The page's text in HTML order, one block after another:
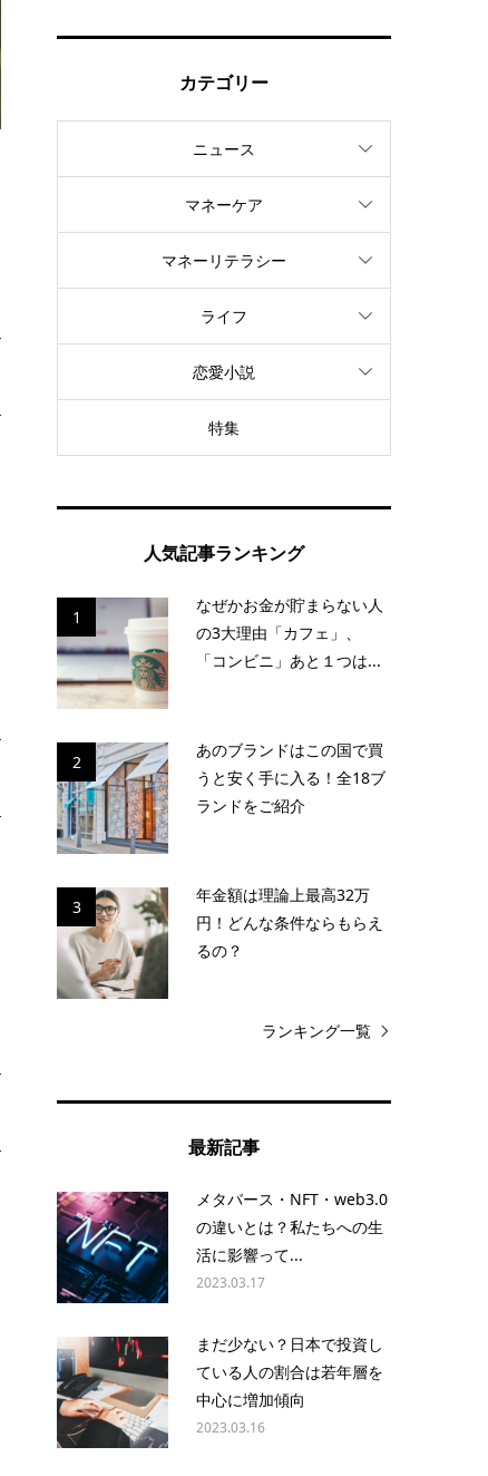
カテゴリー
ニュース
マネーケア
マネーリテラシー
ライフ
恋愛小説
特集
人気記事ランキング
1
なぜかお金が貯まらない人
の3大理由「カフェ」、
「コンビニ」あと１つは...
2
あのブランドはこの国で買
うと安く手に入る！全18ブ
ランドをご紹介
3
年金額は理論上最高32万
円！どんな条件ならもらえ
るの？
ランキング一覧
最新記事
メタバース・NFT・web3.0
の違いとは？私たちへの生
活に影響って...
2023.03.17
まだ少ない？日本で投資し
ている人の割合は若年層を
中心に増加傾向
2023.03.16